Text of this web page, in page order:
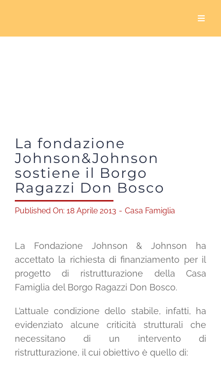
5×1000
Servizio civile
Sala Biavati
Shop solidale
News
Dona ora
Mediaroom
La fondazione
Johnson&Johnson
sostiene il Borgo
Ragazzi Don Bosco
Published On: 18 Aprile 2013 - Casa Famiglia
La Fondazione Johnson & Johnson ha
accettato la richiesta di finanziamento per il
progetto di ristrutturazione della Casa
Famiglia del Borgo Ragazzi Don Bosco.
L’attuale condizione dello stabile, infatti, ha
evidenziato alcune criticità strutturali che
necessitano di un intervento di
ristrutturazione, il cui obiettivo è quello di: